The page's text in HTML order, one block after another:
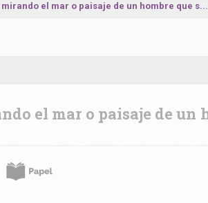
el mar o paisaje de un hombre que s...